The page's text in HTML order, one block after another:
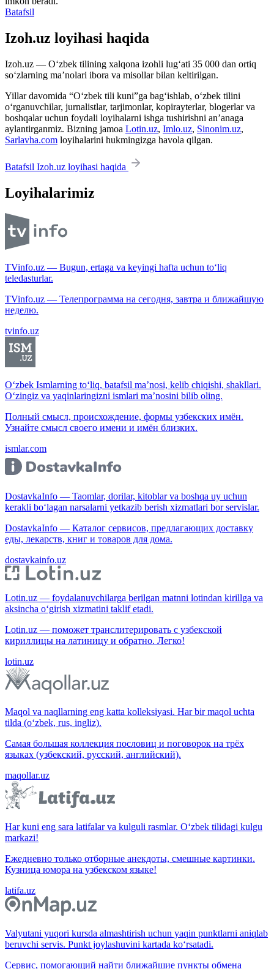
Batafsil
Izoh.uz loyihasi haqida
Izoh.uz — O‘zbek tilining xalqona izohli lug‘ati 35 000 dan ortiq
so‘zlarning ma’nolari ibora va misollar bilan keltirilgan.
Yillar davomida “O‘zbek tili kuni”ga bag‘ishlab, o‘zbek tilini
o‘rganuvchilar, jurnalistlar, tarjimonlar, kopirayterlar, blogerlar va
boshqalar uchun foydali loyihalarni ishga tushirishni an’anaga
aylantirganmiz. Bizning jamoa Lotin.uz, Imlo.uz, Sinonim.uz,
Sarlavha.com loyihalarini hukmingizga havola qilgan.
Batafsil Izoh.uz loyihasi haqida
Loyihalarimiz
TVinfo.uz — Bugun, ertaga va keyingi hafta uchun to‘liq
teledasturlar.
TVinfo.uz — Телепрограмма на сегодня, завтра и ближайшую
неделю.
tvinfo.uz
O‘zbek Ismlarning to‘liq, batafsil ma’nosi, kelib chiqishi, shakllari.
O‘zingiz va yaqinlaringizni ismlari ma’nosini bilib oling.
Полный смысл, происхождение, формы узбекских имён.
Узнайте смысл своего имени и имён близких.
ismlar.com
DostavkaInfo — Taomlar, dorilar, kitoblar va boshqa uy uchun
kerakli bo‘lagan narsalarni yetkazib berish xizmatlari bor servislar.
DostavkaInfo — Каталог сервисов, предлагающих доставку
еды, лекарств, книг и товаров для дома.
dostavkainfo.uz
Lotin.uz — foydalanuvchilarga berilgan matnni lotindan kirillga va
aksincha o‘girish xizmatini taklif etadi.
Lotin.uz — поможет транслитерировать с узбекской
кириллицы на латиницу и обратно. Легко!
lotin.uz
Maqol va naqllarning eng katta kolleksiyasi. Har bir maqol uchta
tilda (o‘zbek, rus, ingliz).
Самая большая коллекция пословиц и поговорок на трёх
языках (узбекский, русский, английский).
maqollar.uz
Har kuni eng sara latifalar va kulguli rasmlar. O‘zbek tilidagi kulgu
markazi!
Ежедневно только отборные анекдоты, смешные картинки.
Кузница юмора на узбекском языке!
latifa.uz
Valyutani yuqori kursda almashtirish uchun yaqin punktlarni aniqlab
beruvchi servis. Punkt joylashuvini kartada ko‘rsatadi.
Сервис, помогающий найти ближайшие пункты обмена